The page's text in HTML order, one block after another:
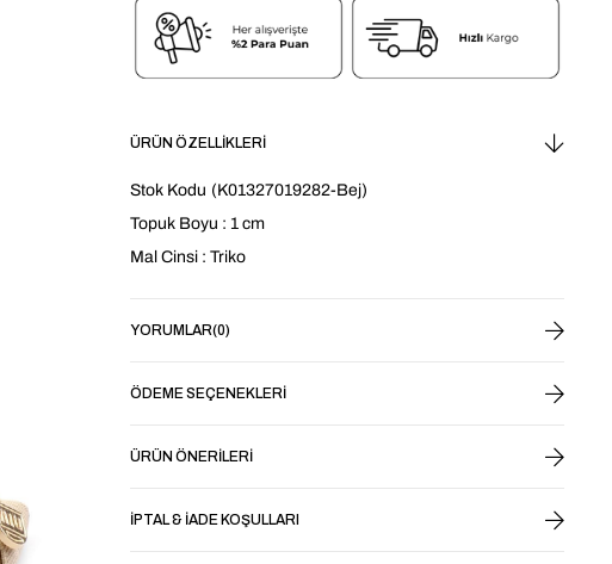
ÜRÜN ÖZELLIKLERI
Stok Kodu (K01327019282-Bej)
Topuk Boyu : 1 cm
Mal Cinsi : Triko
YORUMLAR(0)
ÖDEME SEÇENEKLERI
ÜRÜN ÖNERILERI
İPTAL & İADE KOŞULLARI